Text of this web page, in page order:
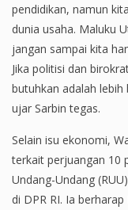
pendidikan, namun
dunia usaha. Maluku
jangan sampai kita
Jika politisi dan
butuhkan adalah lebih
ujar Sarbin tegas.
Selain isu ekonomi,
terkait perjuangan 10
Undang-Undang
di DPR RI. Ia